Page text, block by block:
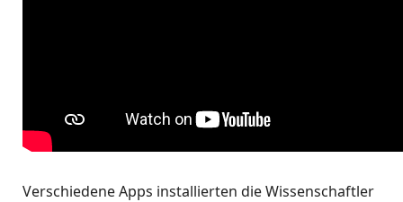
Verschiedene Apps installierten die Wissenschaftler